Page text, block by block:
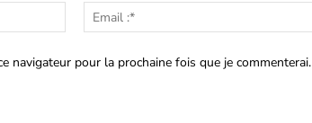
:*
navigateur pour la prochaine fois que je commenterai.